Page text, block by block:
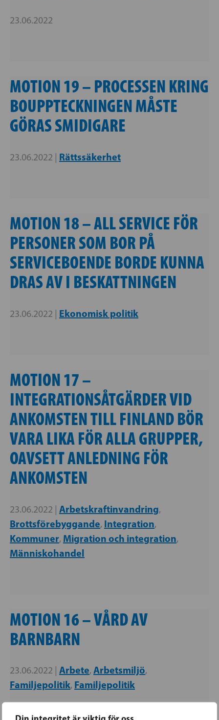
23.06.2022
MOTION 19 – PROCESSEN KRING
BOUPPTECKNINGEN MÅSTE
GÖRAS SMIDIGARE
23.06.2022 | Rättssäkerhet
MOTION 18 – ALL SERVICE FÖR
PERSONER SOM BOR PÅ
SERVICEBOENDE BORDE KUNNA
DRAS AV I BESKATTNINGEN
23.06.2022 | Ekonomisk politik
MOTION 17 –
INTEGRATIONSÅTGÄRDER VID
ANKOMSTEN TILL FINLAND BÖR
VARA LIKA FÖR ALLA GRUPPER,
OAVSETT ANLEDNING FÖR
ANKOMSTEN
23.06.2022 | Arbetskraftinvandring,
Brottsförebyggande, Integration,
Kommuner, Migration och integration,
Människohandel
MOTION 16 – VÅRD AV
BARNBARN
23.06.2022 | Arbete, Arbetsmiljö,
Familjepolitik, Familjepolitik